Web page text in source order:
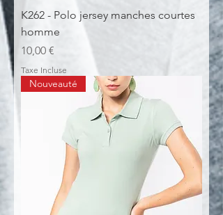
K262 - Polo jersey manches courtes
homme
Prix
10,00 €
Taxe Incluse
Nouveauté